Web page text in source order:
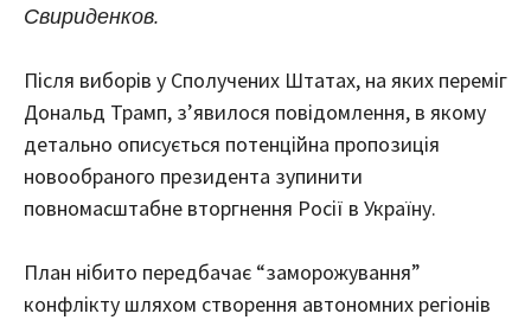
Свириденков.
Після виборів у Сполучених Штатах, на яких переміг
Дональд Трамп, з’явилося повідомлення, в якому
детально описується потенційна пропозиція
новообраного президента зупинити
повномасштабне вторгнення Росії в Україну.
План нібито передбачає “заморожування”
конфлікту шляхом створення автономних регіонів